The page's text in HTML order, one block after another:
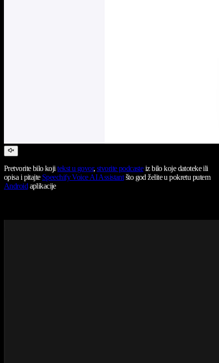
Pretvorite bilo kojitekst u govor, stvorite podcasteiz bilo koje datoteke ili
opisa i pitajte Speechify Voice AI Assistantšto god želite u pokretu putem
Androidaplikacije